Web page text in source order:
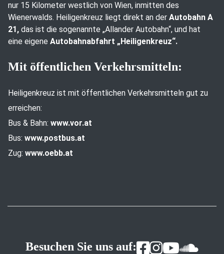
nur 15 Kilometer westlich von Wien, inmitten des
Wienerwalds. Heiligenkreuz liegt direkt an der Autobahn A
21, das ist die sogenannte „Allander Autobahn“, und hat
eine eigene Autobahnabfahrt „Heiligenkreuz“.
Mit öffentlichen Verkehrsmitteln:
Heiligenkreuz ist mit öffentlichen Verkehrsmitteln gut zu
erreichen:
Bus & Bahn: www.vor.at
Bus: www.postbus.at
Zug: www.oebb.at
Besuchen Sie uns auf: